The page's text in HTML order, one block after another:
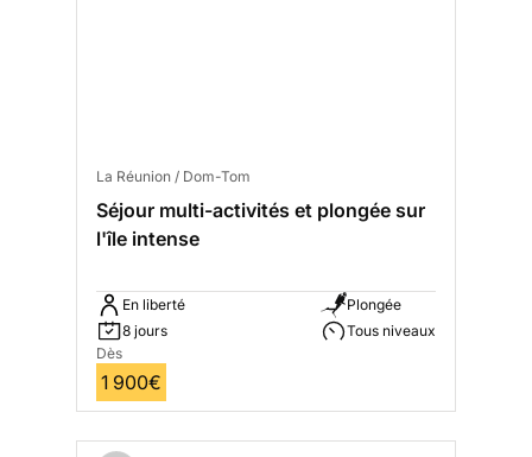
La Réunion / Dom-Tom
Séjour multi-activités et plongée sur
l'île intense
En liberté
8 jours
Plongée
Tous niveaux
Dès
1 900€